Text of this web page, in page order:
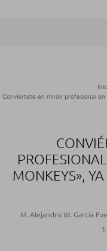
Conviértete en mirón profesional en
MONKEYS»,
M. Alejandro W. García